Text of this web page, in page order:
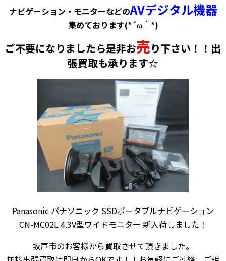
ナビゲーション・モニターなどのAVデジタル機器
集めております(*´ω｀*)
ご不要になりましたら是非お売り下さい！！出
張買取も承ります☆
Panasonic パナソニック SSDポータブルナビゲーション
CN-MC02L 4.3V型ワイドモニター 新入荷しました！
坂戸市のお客様から買取させて頂きました。